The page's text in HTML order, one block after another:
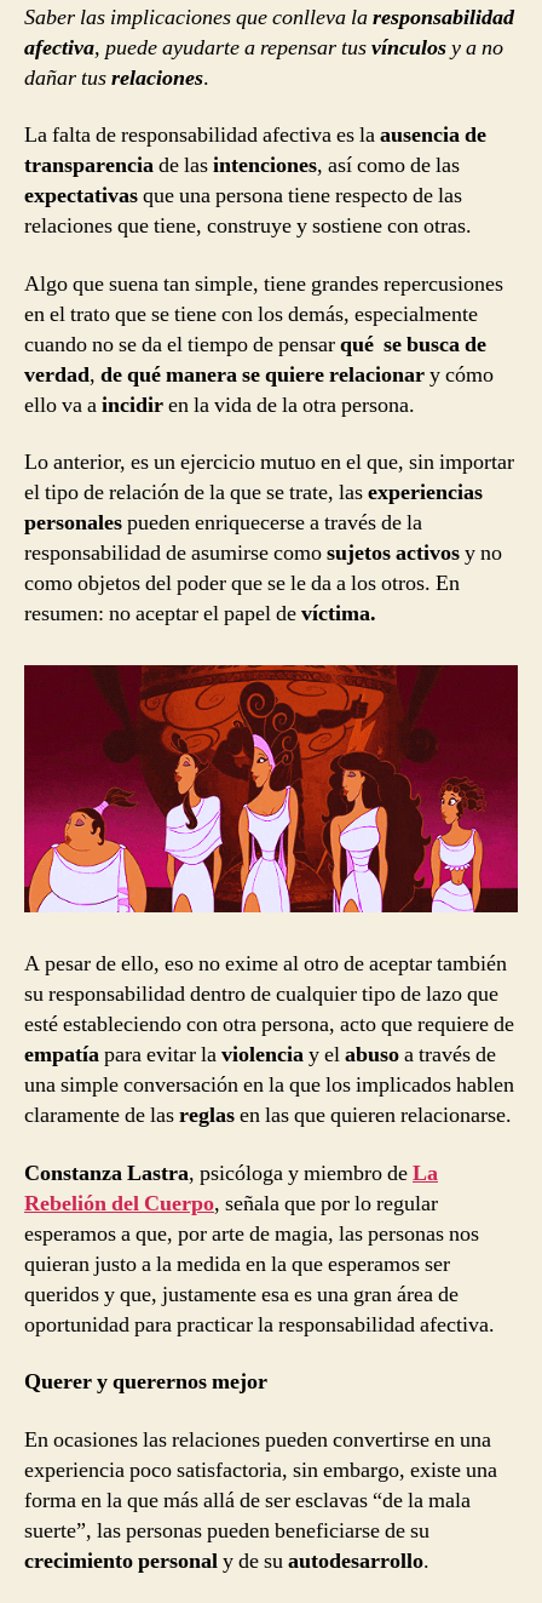
Saber las implicaciones que conlleva laresponsabilidad
afectiva, puede ayudarte a repensar tusvínculosy a no
dañar tusrelaciones.
La falta de responsabilidad afectiva es laausencia de
transparenciade lasintenciones, así como de las
expectativasque una persona tiene respecto de las
relaciones que tiene, construye y sostiene con otras.
Algo que suena tan simple, tiene grandes repercusiones
en el trato que se tiene con los demás, especialmente
cuando no se da el tiempo de pensarqué se busca de
verdad, de qué manera se quiere relacionary cómo
ello va aincidiren la vida de la otra persona.
Lo anterior, es un ejercicio mutuo en el que, sin importar
el tipo de relación de la que se trate, lasexperiencias
personalespueden enriquecerse a través de la
responsabilidad de asumirse comosujetos activosy no
como objetos del poder que se le da a los otros. En
resumen: no aceptar el papel devíctima.
A pesar de ello, eso no exime al otro de aceptar también
su responsabilidad dentro de cualquier tipo de lazo que
esté estableciendo con otra persona, acto que requiere de
empatíapara evitar laviolenciay elabusoa través de
una simple conversación en la que los implicados hablen
claramente de lasreglasen las que quieren relacionarse.
Constanza Lastra, psicóloga y miembro deLa
Rebelión del Cuerpo, señala que por lo regular
esperamos a que, por arte de magia, las personas nos
quieran justo a la medida en la que esperamos ser
queridos y que, justamente esa es una gran área de
oportunidad para practicar la responsabilidad afectiva.
Querer y querernos mejor
En ocasiones las relaciones pueden convertirse en una
experiencia poco satisfactoria, sin embargo, existe una
forma en la que más allá de ser esclavas “de la mala
suerte”, las personas pueden beneficiarse de su
crecimiento personaly de suautodesarrollo.